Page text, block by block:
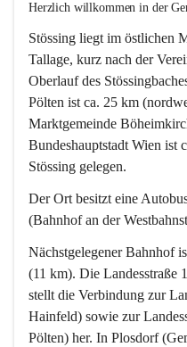
Herzlich willkommen in der
Stössing liegt im östlichen
Tallage, kurz nach der
Oberlauf des
Pölten ist ca. 25 km
Marktgemeinde
Bundeshauptstadt Wien ist
Stössing gelegen.
Der Ort besitzt eine
(Bahnhof an der
Nächstgelegener Bahnhof
(11 km). Die Landesstraße
stellt die Verbindung zur
Hainfeld) sowie zur
Pölten) her. In Plosdorf